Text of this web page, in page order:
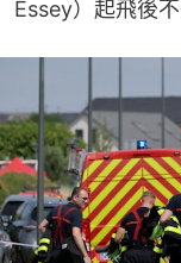
Essey）起飛後